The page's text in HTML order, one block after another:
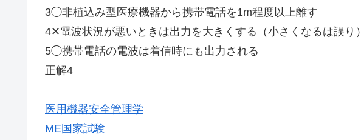
3◯非植込み型医療機器から携帯電話を1m程度以上離す
4✕電波状況が悪いときは出力を大きくする（小さくなるは誤り）
5◯携帯電話の電波は着信時にも出力される
正解4
医用機器安全管理学
ME国家試験